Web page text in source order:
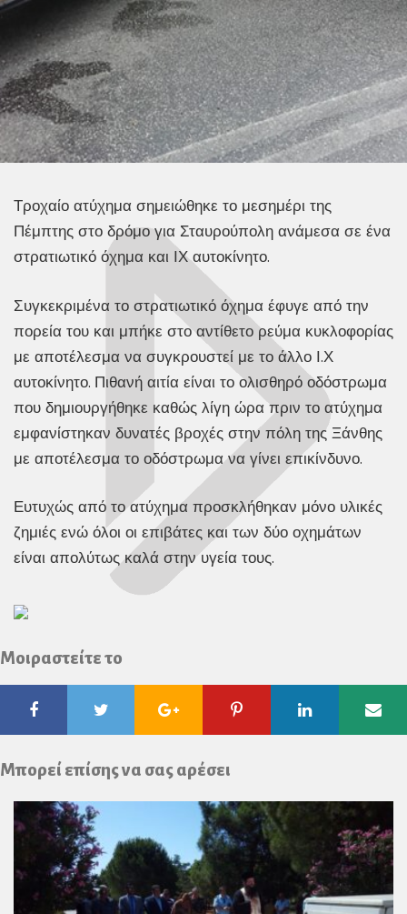
Τροχαίο ατύχημα σημειώθηκε το μεσημέρι της
Πέμπτης στο δρόμο για Σταυρούπολη ανάμεσα σε ένα
στρατιωτικό όχημα και ΙΧ αυτοκίνητο.
Συγκεκριμένα το στρατιωτικό όχημα έφυγε από την
πορεία του και μπήκε στο αντίθετο ρεύμα κυκλοφορίας
με αποτέλεσμα να συγκρουστεί με το άλλο Ι.Χ
αυτοκίνητο. Πιθανή αιτία είναι το ολισθηρό οδόστρωμα
που δημιουργήθηκε καθώς λίγη ώρα πριν το ατύχημα
εμφανίστηκαν δυνατές βροχές στην πόλη της Ξάνθης
με αποτέλεσμα το οδόστρωμα να γίνει επικίνδυνο.
Ευτυχώς από το ατύχημα προσκλήθηκαν μόνο υλικές
ζημιές ενώ όλοι οι επιβάτες και των δύο οχημάτων
είναι απολύτως καλά στην υγεία τους.
Μοιραστείτε το
FacebookTwitter Google
Plus
Pinterest Linkedin
Μπορεί επίσης να σας αρέσει